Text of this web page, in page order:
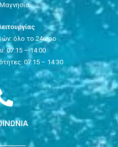
όλο το 24ωρο
07:15 – 14:00
07:15 – 14:30